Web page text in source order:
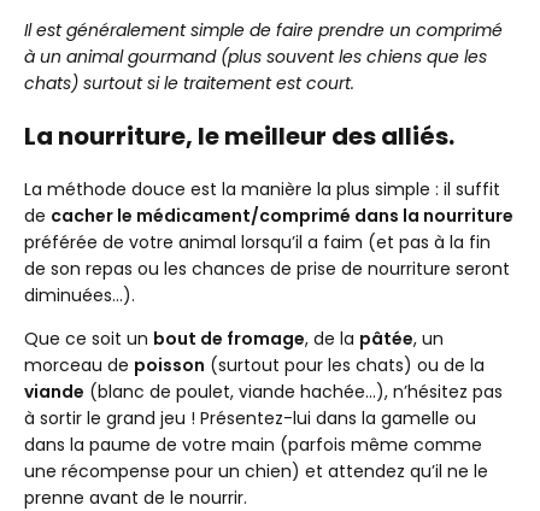
Il est généralement simple de faire prendre un comprimé
à un animal gourmand (plus souvent les chiens que les
chats) surtout si le traitement est court.
La nourriture, le meilleur des alliés.
La méthode douce est la manière la plus simple : il suffit
de cacher le médicament/comprimé dans la nourriture
préférée de votre animal lorsqu’il a faim (et pas à la fin
de son repas ou les chances de prise de nourriture seront
diminuées…).
Que ce soit un bout de fromage, de la pâtée, un
morceau de poisson (surtout pour les chats) ou de la
viande (blanc de poulet, viande hachée…), n’hésitez pas
à sortir le grand jeu ! Présentez-lui dans la gamelle ou
dans la paume de votre main (parfois même comme
une récompense pour un chien) et attendez qu’il ne le
prenne avant de le nourrir.